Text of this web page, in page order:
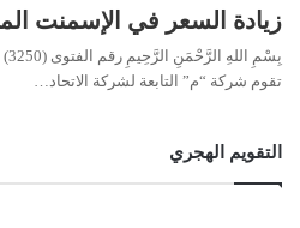
زيادة السعر في الإسمنت
تقوم شركة “م” التابعة لشركة الاتحاد…
التقويم الهجري